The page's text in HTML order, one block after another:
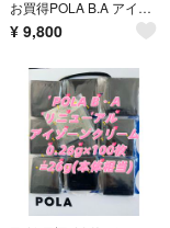
お買得POLA B.A アイゾーンクリーム N 100包 26g 【本体同量】
¥ 9,800